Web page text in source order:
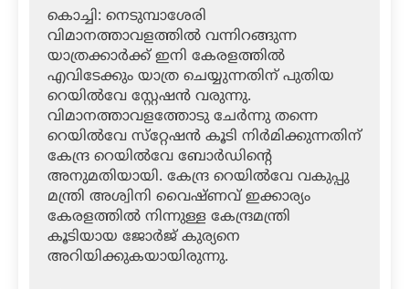
കൊച്ചി: നെടുമ്പാശേരി
വിമാനത്താവളത്തില്‍ വന്നിറങ്ങുന്ന
യാത്രക്കാര്‍ക്ക് ഇനി കേരളത്തില്‍
എവിടേക്കും യാത്ര ചെയ്യുന്നതിന് പുതിയ
റെയില്‍വേ സ്റ്റേഷന്‍ വരുന്നു.
വിമാനത്താവളത്തോടു ചേര്‍ന്നു തന്നെ
റെയില്‍വേ സ്‌റ്റേഷന്‍ കൂടി നിര്‍മിക്കുന്നതിന്
കേന്ദ്ര റെയില്‍വേ ബോര്‍ഡിന്റെ
അനുമതിയായി. കേന്ദ്ര റെയില്‍വേ വകുപ്പു
മന്ത്രി അശ്വിനി വൈഷ്ണവ് ഇക്കാര്യം
കേരളത്തില്‍ നിന്നുള്ള കേന്ദ്രമന്ത്രി
കൂടിയായ ജോര്‍ജ് കുര്യനെ
അറിയിക്കുകയായിരുന്നു.